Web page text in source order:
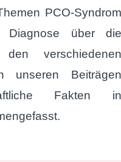
PCO-Syndrom
Diagnose über die
verschiedenen
unseren Beiträgen
Fakten in